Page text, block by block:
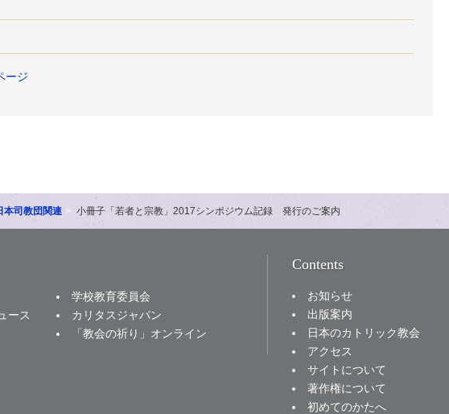
ージ
本司教団関連 小冊子「若者と宗教」2017シンポジウム記録 発行のご案内
学校教育委員会
ース
カリタスジャパン
「教会の祈り」オンライン
Contents
お知らせ
出版案内
日本のカトリック教会
アクセス
サイトについて
著作権について
初めてのかたへ